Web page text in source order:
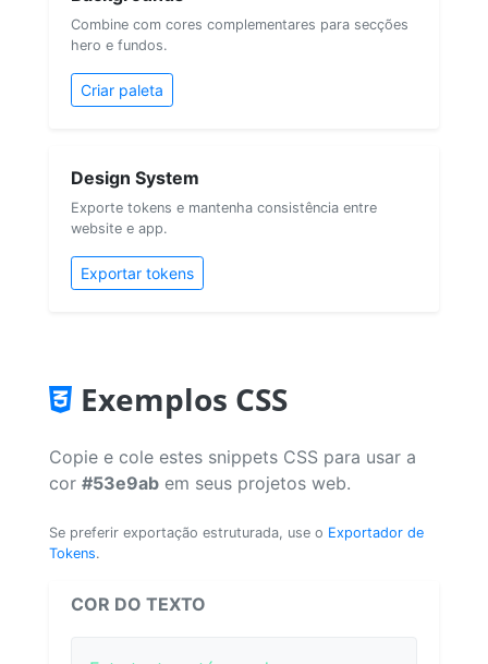
Combine com cores complementares para secções
hero e fundos.
Criar paleta
Design System
Exporte tokens e mantenha consistência entre
website e app.
Exportar tokens
Exemplos CSS
Copie e cole estes snippets CSS para usar a
cor #53e9ab em seus projetos web.
Se preferir exportação estruturada, use o Exportador de
Tokens.
COR DO TEXTO